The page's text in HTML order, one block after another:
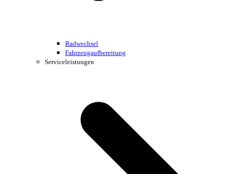
Radwechsel
Fahrzeugaufbereitung
Serviceleistungen